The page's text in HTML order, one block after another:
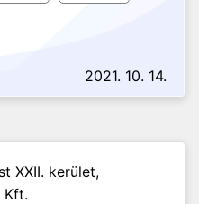
2021. 10. 14.
XXII. kerület,
Kft.